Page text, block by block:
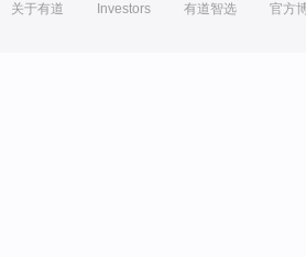
关于有道 Investors 有道智选 官方